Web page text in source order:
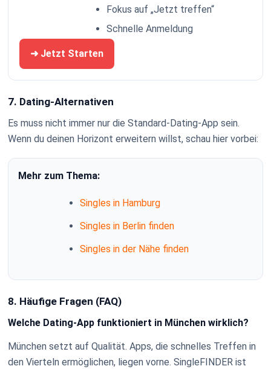
Fokus auf „Jetzt treffen“
Schnelle Anmeldung
➜ Jetzt Starten
7. Dating-Alternativen
Es muss nicht immer nur die Standard-Dating-App sein.
Wenn du deinen Horizont erweitern willst, schau hier vorbei:
Mehr zum Thema:
Singles in Hamburg
Singles in Berlin finden
Singles in der Nähe finden
8. Häufige Fragen (FAQ)
Welche Dating-App funktioniert in München wirklich?
München setzt auf Qualität. Apps, die schnelles Treffen in
den Vierteln ermöglichen, liegen vorne. SingleFINDER ist